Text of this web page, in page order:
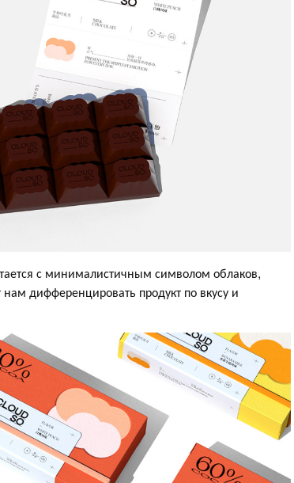
с минималистичным символом облаков,
дифференцировать продукт по вкусу и